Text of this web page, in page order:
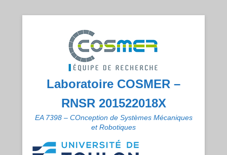
Laboratoire COSMER –
RNSR 201522018X
EA 7398 – COnception de Systèmes Mécaniques
et Robotiques